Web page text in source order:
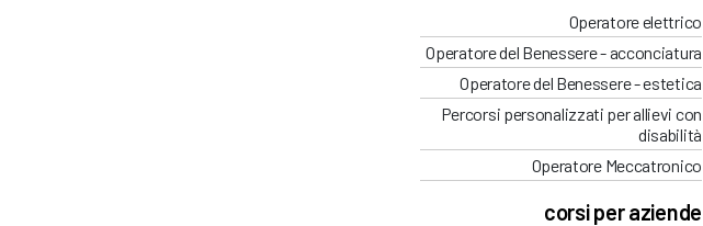
Operatore elettrico
Operatore del Benessere - acconciatura
Operatore del Benessere - estetica
Percorsi personalizzati per allievi con
disabilità
Operatore Meccatronico
corsi per aziende